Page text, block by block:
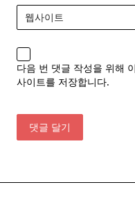
웹사이트
다음 번 댓글 작성을 위해
사이트를 저장합니다.